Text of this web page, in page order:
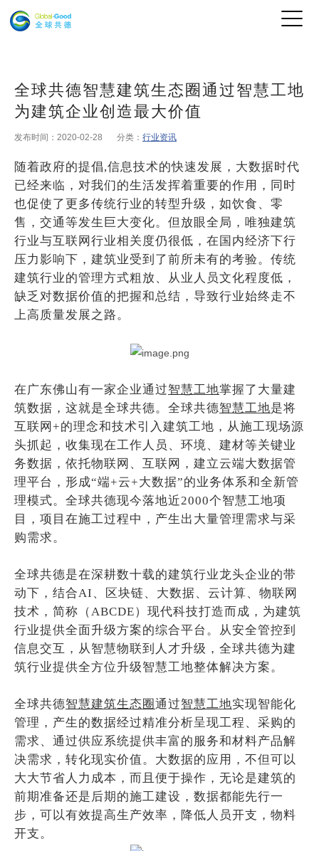
全球共德智慧建筑生态圈通过智慧工地
为建筑企业创造最大价值
发布时间：2020-02-28 分类： 行业资讯
随着政府的提倡,信息技术的快速发展，大数据时代
已经来临，对我们的生活发挥着重要的作用，同时
也促使了更多传统行业的转型升级，如饮食、零
售，交通等发生巨大变化。但放眼全局，唯独建筑
行业与互联网行业相关度仍很低，在国内经济下行
压力影响下，建筑业受到了前所未有的考验。传统
建筑行业的管理方式粗放、从业人员文化程度低，
缺乏对数据价值的把握和总结，导致行业始终走不
上高质量发展之路。
在广东佛山有一家企业通过智慧工地掌握了大量建
筑数据，这就是全球共德。全球共德智慧工地是将
互联网+的理念和技术引入建筑工地，从施工现场源
头抓起，收集现在工作人员、环境、建材等关键业
务数据，依托物联网、互联网，建立云端大数据管
理平台，形成“端+云+大数据”的业务体系和全新管
理模式。全球共德现今落地近2000个智慧工地项
目，项目在施工过程中，产生出大量管理需求与采
购需求。
全球共德是在深耕数十载的建筑行业龙头企业的带
动下，结合AI、区块链、大数据、云计算、物联网
技术，简称（ABCDE）现代科技打造而成，为建筑
行业提供全面升级方案的综合平台。从安全管控到
信息交互，从智慧物联到人才升级，全球共德为建
筑行业提供全方位升级智慧工地整体解决方案。
全球共德智慧建筑生态圈 通过智慧工地实现智能化
管理 ，产生的数据经过精准分析呈现工程、采购的
需求、通过供应系统提供丰富的服务和材料产品解
决需求，转化现实价值。大数据的应用，不但可以
大大节省人力成本，而且便于操作，无论是建筑的
前期准备还是后期的施工建设，数据都能先行一
步，可以有效提高生产效率，降低人员开支，物料
开支。